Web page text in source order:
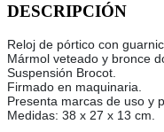
DESCRIPCIÓN
Reloj de pórtico con
Mármol veteado y bronce
Suspensión Brocot.
Firmado en maquinaria.
Presenta marcas de uso y
Medidas: 38 x 27 x 13 cm.